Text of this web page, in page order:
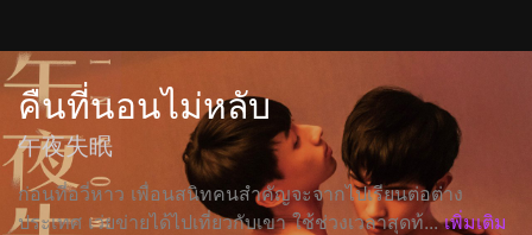
คืนที่นอนไม่หลับ
午夜失眠
ก่อนที่อวี่หาว เพื่อนสนิทคนสำคัญจะจากไปเรียนต่อต่าง
ประเทศ เว่ยข่ายได้ไปเที่ยวกับเขา ใช้ช่วงเวลาสุดท้... เพิ่มเติม